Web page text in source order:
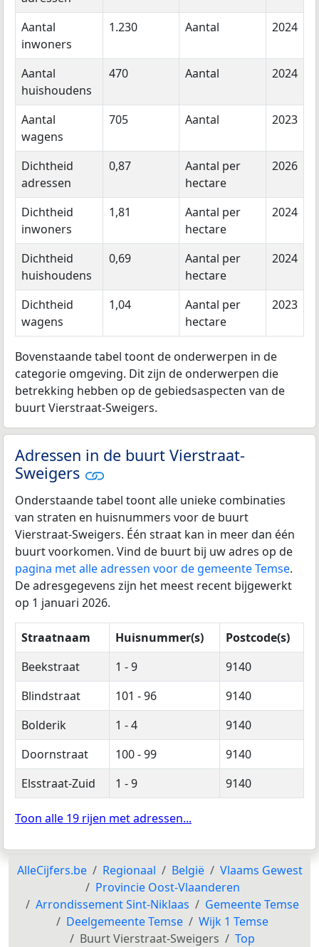
Aantal
inwoners
1.230 Aantal 2024
Aantal
huishoudens
470 Aantal 2024
Aantal
wagens
705 Aantal 2023
Dichtheid
adressen
0,87
Aantal per
hectare
2026
Dichtheid
inwoners
1,81
Aantal per
hectare
2024
Dichtheid
huishoudens
0,69
Aantal per
hectare
2024
Dichtheid
wagens
1,04
Aantal per
hectare
2023
Bovenstaande tabel toont de onderwerpen in de
categorie omgeving. Dit zijn de onderwerpen die
betrekking hebben op de gebiedsaspecten van de
buurt Vierstraat-Sweigers.
Adressen in de buurt Vierstraat-
Sweigers
Onderstaande tabel toont alle unieke combinaties
van straten en huisnummers voor de buurt
Vierstraat-Sweigers. Één straat kan in meer dan één
buurt voorkomen. Vind de buurt bij uw adres op de
pagina met alle adressen voor de gemeente Temse.
De adresgegevens zijn het meest recent bijgewerkt
op 1 januari 2026.
Straatnaam Huisnummer(s)
Postcode(s)
Beekstraat
1 - 9
9140
Blindstraat
101 - 96
9140
Bolderik
1 - 4
9140
Doornstraat
100 - 99
9140
Elsstraat-Zuid
1 - 9 9140
Toon alle 19 rijen met adressen...
AlleCijfers.be Regionaal België
Vlaams Gewest
Provincie Oost-Vlaanderen
Arrondissement Sint-Niklaas
Gemeente Temse
Deelgemeente Temse
Wijk 1 Temse
Buurt Vierstraat-Sweigers
Top